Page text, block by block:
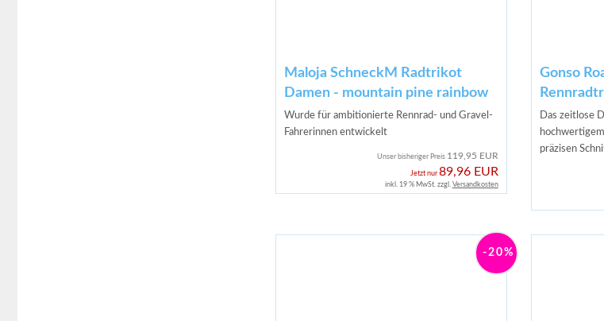
Maloja SchneckM Radtrikot
Damen - mountain pine rainbow
Wurde für ambitionierte Rennrad- und Gravel-
Fahrerinnen entwickelt
Unser bisheriger Preis 119,95 EUR
Jetzt nur89,96 EUR
inkl. 19 % MwSt. zzgl. Versandkosten
Gonso
Das zeitlose
präzisen
-20%